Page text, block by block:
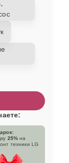
25% на
техники LG